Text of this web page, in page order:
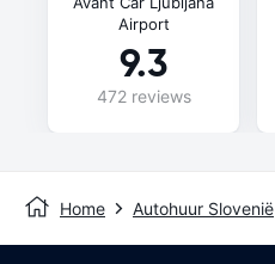
Airport
9.3
472 reviews
Home Autohuur Slovenië